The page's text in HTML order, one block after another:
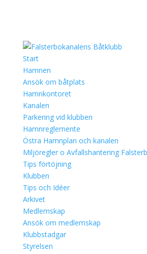
Start
Hamnen
Ansök om båtplats
Hamnkontoret
Kanalen
Parkering vid klubben
Hamnreglemente
Östra Hamnplan och kanalen
Miljöregler o Avfallshantering
Tips förtöjning
Klubben
Tips och Idéer
Arkivet
Medlemskap
Ansök om medlemskap
Klubbstadgar
Styrelsen